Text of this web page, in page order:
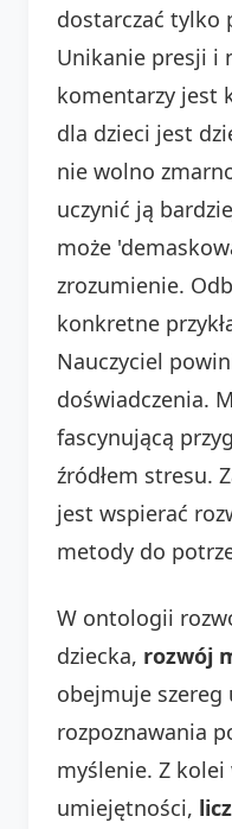
dostarczać tylko
Unikanie presji i
komentarzy jest
dla dzieci jest
nie wolno
uczynić ją
może
zrozumienie.
konkretne
Nauczyciel
doświadczenia.
fascynującą
źródłem stresu.
jest wspierać
metody do
W ontologii
dziecka, rozwój
obejmuje
rozpoznawania
myślenie. Z
umiejętności,